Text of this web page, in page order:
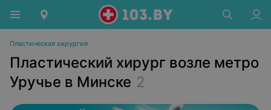
Пластическая хирургия
Пластический хирург возле метро
Уручье в Минске 2